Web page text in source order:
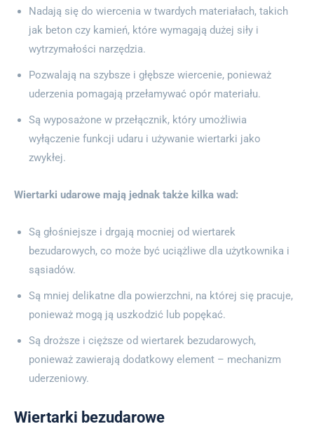
Nadają się do wiercenia w twardych materiałach, takich
jak beton czy kamień, które wymagają dużej siły i
wytrzymałości narzędzia.
Pozwalają na szybsze i głębsze wiercenie, ponieważ
uderzenia pomagają przełamywać opór materiału.
Są wyposażone w przełącznik, który umożliwia
wyłączenie funkcji udaru i używanie wiertarki jako
zwykłej.
Wiertarki udarowe mają jednak także kilka wad:
Są głośniejsze i drgają mocniej od wiertarek
bezudarowych, co może być uciążliwe dla użytkownika i
sąsiadów.
Są mniej delikatne dla powierzchni, na której się pracuje,
ponieważ mogą ją uszkodzić lub popękać.
Są droższe i cięższe od wiertarek bezudarowych,
ponieważ zawierają dodatkowy element – mechanizm
uderzeniowy.
Wiertarki bezudarowe